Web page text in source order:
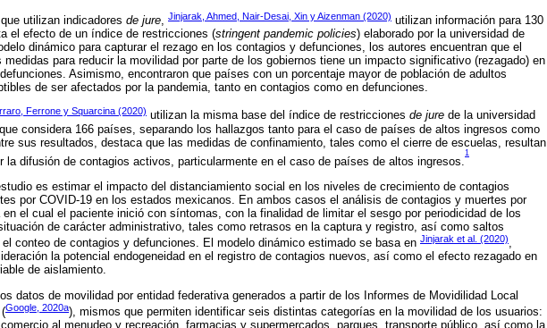
utilizan indicadores de jure, Jinjarak, Ahmed, Nair-Desai, Xin y Aizenman (2020) utilizan información para 130
el efecto de un índice de restricciones (stringent pandemic policies) elaborado por la universidad de
dinámico para capturar el rezago en los contagios y defunciones, los autores encuentran que el
medidas para reducir la movilidad por parte de los gobiernos tiene un impacto significativo (rezagado) en
Asimismo, encontraron que países con un porcentaje mayor de población de adultos
de ser afectados por la pandemia, tanto en contagios como en defunciones.
Ferrone y Squarcina (2020) utilizan la misma base del índice de restricciones de jure de la universidad
considera 166 países, separando los hallazgos tanto para el caso de países de altos ingresos como
sus resultados, destaca que las medidas de confinamiento, tales como el cierre de escuelas, resultan
la difusión de contagios activos, particularmente en el caso de países de altos ingresos.
1
es estimar el impacto del distanciamiento social en los niveles de crecimiento de contagios
por COVID-19 en los estados mexicanos. En ambos casos el análisis de contagios y muertes por
el cual el paciente inició con síntomas, con la finalidad de limitar el sesgo por periodicidad de los
de carácter administrativo, tales como retrasos en la captura y registro, así como saltos
conteo de contagios y defunciones. El modelo dinámico estimado se basa en Jinjarak et al. (2020),
la potencial endogeneidad en el registro de contagios nuevos, así como el efecto rezagado en
de aislamiento.
datos de movilidad por entidad federativa generados a partir de los Informes de Movidilidad Local
Google, 2020a), mismos que permiten identificar seis distintas categorías en la movilidad de los usuarios:
al menudeo y recreación, farmacias y supermercados, parques, transporte público, así como la